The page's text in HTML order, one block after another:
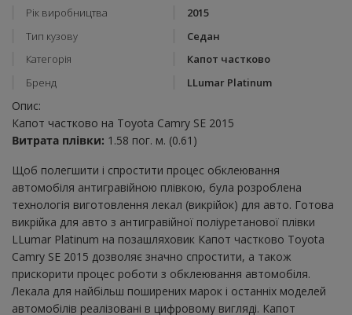
Рік виробництва
2015
Тип кузову
Седан
Категорія
Капот частково
Бренд
LLumar Platinum
Опис:
Капот частково на Toyota Camry SE 2015
Витрата плівки: 1.58 пог. м. (0.61)
Щоб полегшити і спростити процес обклеювання
автомобіля антигравійною плівкою, була розроблена
технологія виготовлення лекал (викрійок) для авто. Готова
викрійка для авто з антигравійної поліуретанової плівки
LLumar Platinum на позашляховик Капот частково Toyota
Camry SE 2015 дозволяє значно спростити, а також
прискорити процес роботи з обклеювання автомобіля.
Лекала для найбільш поширених марок і останніх моделей
автомобілів реалізовані в цифровому вигляді. Капот